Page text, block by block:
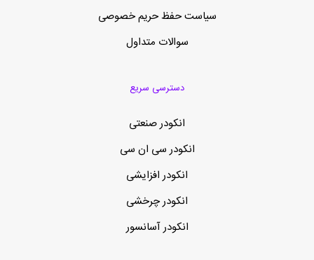
سیاست حفظ حریم خصوصی
سوالات متداول
دسترسی سریع
انکودر صنعتی
انکودر سی ان سی
انکودر افزایشی
انکودر چرخشی
انکودر آسانسور